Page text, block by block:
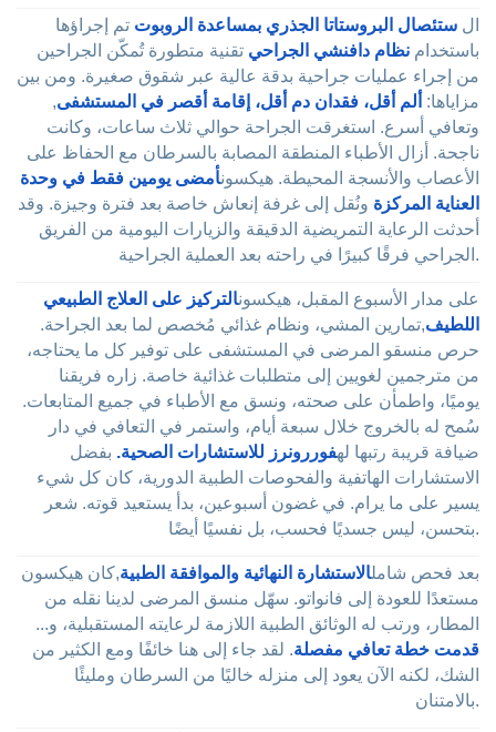
ال ستئصال البروستاتا الجذري بمساعدة الروبوت تم إجراؤها
باستخدام نظام دافنشي الجراحي تقنية متطورة تُمكّن الجراحين
من إجراء عمليات جراحية بدقة عالية عبر شقوق صغيرة. ومن بين
مزاياها: ألم أقل، فقدان دم أقل، إقامة أقصر في المستشفى,
وتعافي أسرع. استغرقت الجراحة حوالي ثلاث ساعات، وكانت
ناجحة. أزال الأطباء المنطقة المصابة بالسرطان مع الحفاظ على
الأعصاب والأنسجة المحيطة. هيكسونأمضى يومين فقط في وحدة
العناية المركزة ونُقل إلى غرفة إنعاش خاصة بعد فترة وجيزة. وقد
أحدثت الرعاية التمريضية الدقيقة والزيارات اليومية من الفريق
الجراحي فرقًا كبيرًا في راحته بعد العملية الجراحية.
على مدار الأسبوع المقبل، هيكسونالتركيز على العلاج الطبيعي
اللطيف,تمارين المشي، ونظام غذائي مُخصص لما بعد الجراحة.
حرص منسقو المرضى في المستشفى على توفير كل ما يحتاجه،
من مترجمين لغويين إلى متطلبات غذائية خاصة. زاره فريقنا
يوميًا، واطمأن على صحته، ونسق مع الأطباء في جميع المتابعات.
سُمح له بالخروج خلال سبعة أيام، واستمر في التعافي في دار
ضيافة قريبة رتبها لهفوررونرز للاستشارات الصحية. بفضل
الاستشارات الهاتفية والفحوصات الطبية الدورية، كان كل شيء
يسير على ما يرام. في غضون أسبوعين، بدأ يستعيد قوته. شعر
بتحسن، ليس جسديًا فحسب، بل نفسيًا أيضًا.
بعد فحص شاملالاستشارة النهائية والموافقة الطبية,كان هيكسون
مستعدًا للعودة إلى فانواتو. سهّل منسق المرضى لدينا نقله من
المطار، ورتب له الوثائق الطبية اللازمة لرعايته المستقبلية، و...
قدمت خطة تعافي مفصلة. لقد جاء إلى هنا خائفًا ومع الكثير من
الشك، لكنه الآن يعود إلى منزله خاليًا من السرطان ومليئًا
بالامتنان.